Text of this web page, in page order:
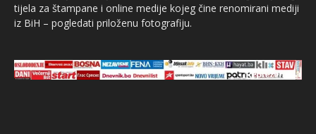
tijela za štampane i online medije kojeg čine renomirani mediji
iz BiH – pogledati priloženu fotografiju.